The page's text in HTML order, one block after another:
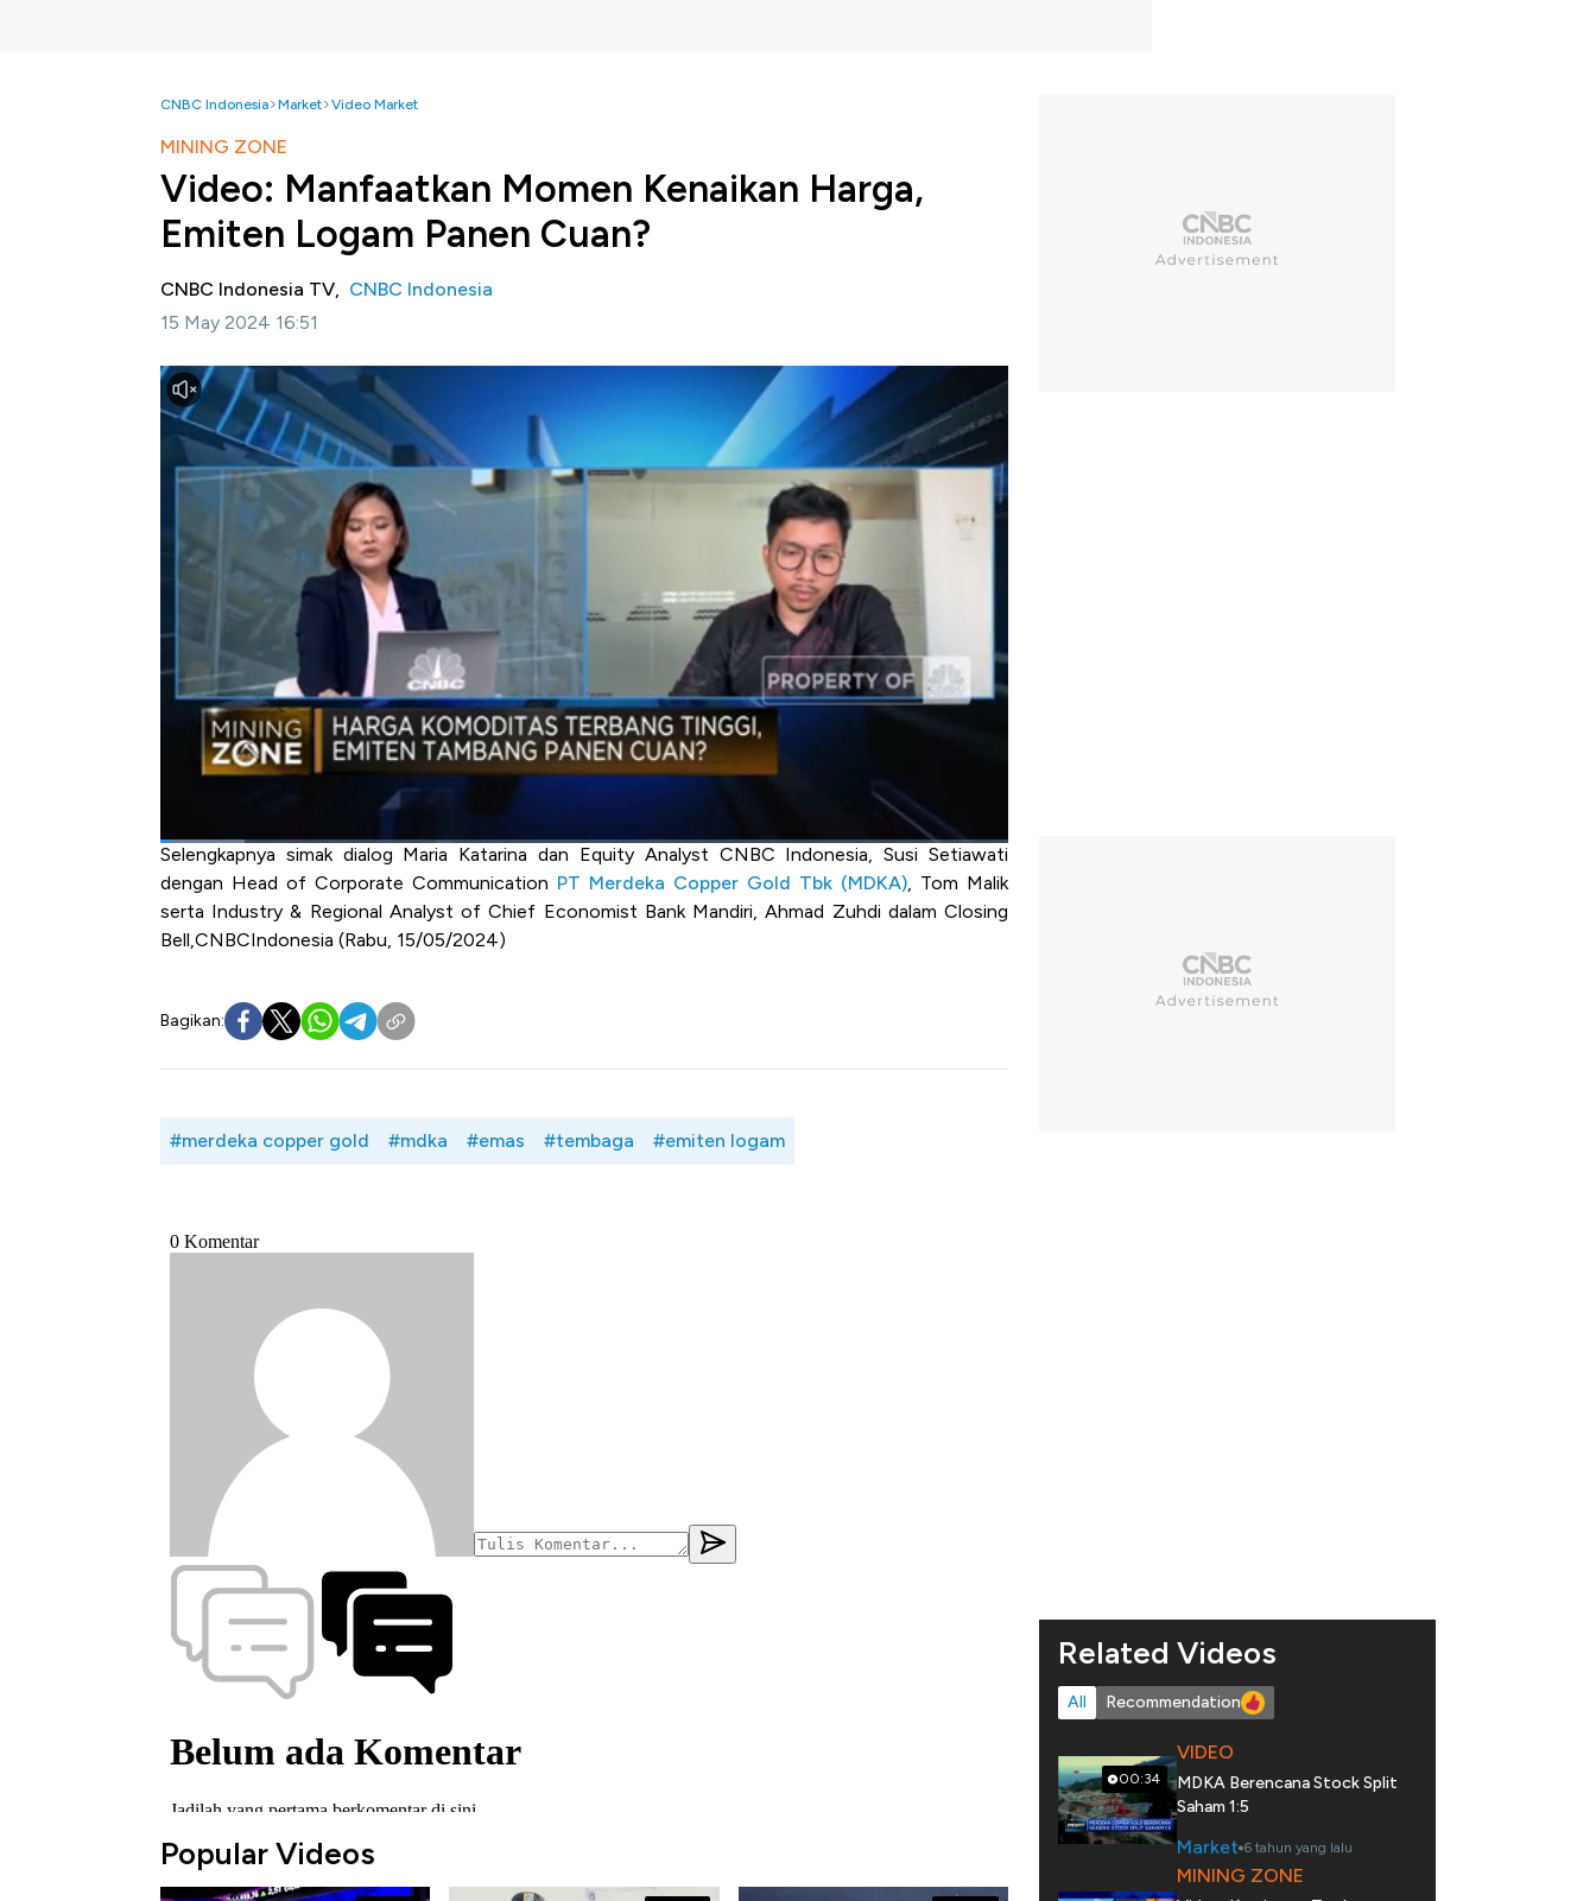
CNBC Indonesia Market Video Market
MINING ZONE
Video: Manfaatkan Momen Kenaikan Harga,
Emiten Logam Panen Cuan?
CNBC Indonesia TV, CNBC Indonesia
15 May 2024 16:51
Jakarta, CNBC Indonesia-
Emas dan Tembaga menjadi sektor komoditas yang tengah mengalami
kenaikan harga di tengah berlanjutnya ketidakpastian global dan naiknya permintaan.
Industry & Regional Analyst of Chief Economist Bank Mandiri, Ahmad Zuhdi mengatakan
peningkatan harga emas dan tembaga disebabkan aspek yang berbeda. Dimana lonjakan harga
tembaga disebabkan perbaikan permintaan besar dari negara besar seperti China dan AS, sementara
kenaikan harga emas lebih terkait suku bunga dan gejolak Timur Tengah yang mendorong investor
mengincar emas sebagai safe haven.
Sementara Equity Analyst CNBC Indonesia, Susi Setiawati menilai kenaikan harga logam akan
memberikan dampak positif ke kinerja keuangan emiten terkait.
Di sisi lain,PT Merdeka Copper Gold Tbk (MDKA)sebagai emiten logam terus memaksimalkan
produksi emas dan tembaga untuk meningkatkan margin saat permintaan dan harga melesat.
Sentimen positif ini juga menjadi momentum bagi MDKA untuk mengembangkan proyek dan
melakukan eksplorasi lanjutan.
seperti apa dampak kenaikan harga komoditas? bagaiman emiten memanfaatkan momentum ini?
Selengkapnya simak dialog Maria Katarina dan Equity Analyst CNBC Indonesia, Susi Setiawati
dengan Head of Corporate Communication PT Merdeka Copper Gold Tbk (MDKA), Tom Malik
serta Industry & Regional Analyst of Chief Economist Bank Mandiri, Ahmad Zuhdi dalam Closing
Bell,CNBCIndonesia (Rabu, 15/05/2024)
Bagikan:
#merdeka copper gold #mdka #emas #tembaga #emiten logam
Popular Videos
Related Videos
All Recommendation
00:34
VIDEO
MDKA Berencana Stock Split
Saham 1:5
Market 6 tahun yang lalu
MINING ZONE